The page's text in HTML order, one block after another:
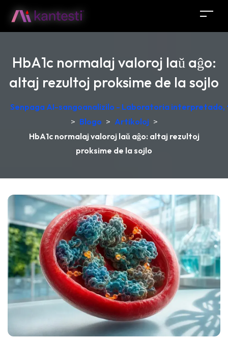
HbA1c normalaj valoroj laŭ aĝo:
altaj rezultoj proksime de la sojlo
Senpaga AI-sangoanalizilo - Laboratoria
> Blogo > Artikoloj >
HbA1c normalaj valoroj laŭ aĝo: altaj rezultoj
proksime de la sojlo